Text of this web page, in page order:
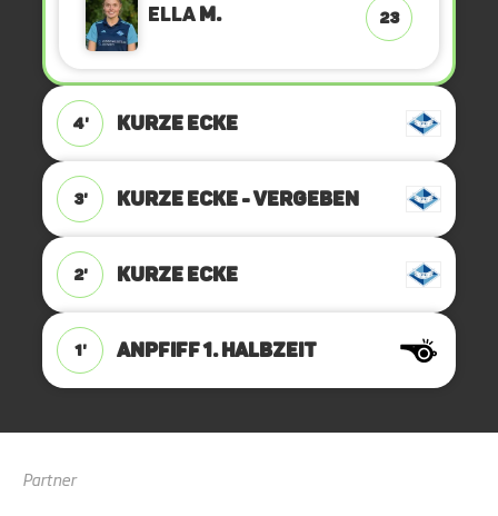
EllaM. 23
4' KURZE ECKE
3' KURZE ECKE - VERGEBEN
2' KURZE ECKE
1' ANPFIFF 1. Halbzeit
Partner